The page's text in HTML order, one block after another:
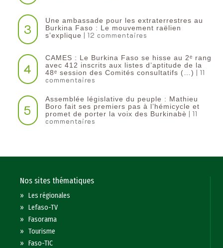
3
Une ambassade pour les extraterrestres au
Burkina Faso : Le mouvement raëlien
s’explique | 12 commentaires
4
CAMES : Le Burkina Faso se hisse au 2ᵉ rang
avec 412 inscrits aux listes d’aptitude de la
48ᵉ session des Comités consultatifs (…) | 11
commentaires
5
Assemblée législative du peuple : Mathieu
Boro fait ses premiers pas à l’hémicycle et
promet de porter la voix des Burkinabè | 11
commentaires
Nos sites thématiques
»Les régionales
»Lefaso-TV
»Fasorama
»Tourisme
»Faso-TIC